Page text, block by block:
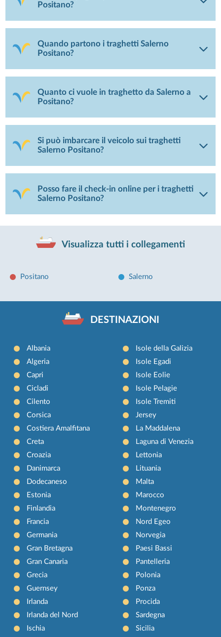
Positano?
Quando partono i traghetti Salerno
Positano?
Quanto ci vuole in traghetto da Salerno a
Positano?
Si può imbarcare il veicolo sui traghetti
Salerno Positano?
Posso fare il check-in online per i traghetti
Salerno Positano?
Visualizza tutti i collegamenti
Positano Salerno
DESTINAZIONI
Albania
Algeria
Capri
Cicladi
Cilento
Corsica
Costiera Amalfitana
Creta
Croazia
Danimarca
Dodecaneso
Estonia
Finlandia
Francia
Germania
Gran Bretagna
Gran Canaria
Grecia
Guernsey
Irlanda
Irlanda del Nord
Ischia
Isole della Galizia
Isole Egadi
Isole Eolie
Isole Pelagie
Isole Tremiti
Jersey
La Maddalena
Laguna di Venezia
Lettonia
Lituania
Malta
Marocco
Montenegro
Nord Egeo
Norvegia
Paesi Bassi
Pantelleria
Polonia
Ponza
Procida
Sardegna
Sicilia